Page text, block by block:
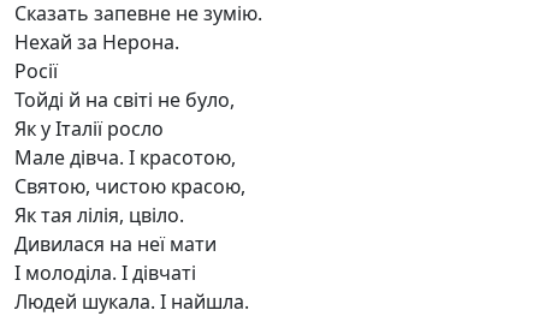
Сказать запевне не зумію.
Нехай за Нерона.
Росії
Тойді й на світі не було,
Як у Італії росло
Мале дівча. І красотою,
Святою, чистою красою,
Як тая лілія, цвіло.
Дивилася на неї мати
І молоділа. І дівчаті
Людей шукала. І найшла.